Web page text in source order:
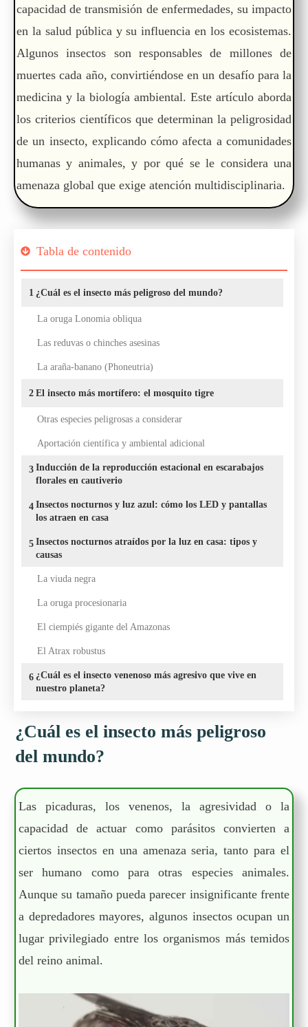
capacidad de transmisión de enfermedades, su impacto
en la salud pública y su influencia en los ecosistemas.
Algunos insectos son responsables de millones de
muertes cada año, convirtiéndose en un desafío para la
medicina y la biología ambiental. Este artículo aborda
los criterios científicos que determinan la peligrosidad
de un insecto, explicando cómo afecta a comunidades
humanas y animales, y por qué se le considera una
amenaza global que exige atención multidisciplinaria.
Tabla de contenido
1 ¿Cuál es el insecto más peligroso del mundo?
La oruga Lonomia obliqua
Las reduvas o chinches asesinas
La araña-banano (Phoneutria)
2 El insecto más mortífero: el mosquito tigre
Otras especies peligrosas a considerar
Aportación científica y ambiental adicional
3 Inducción de la reproducción estacional en escarabajos
florales en cautiverio
4 Insectos nocturnos y luz azul: cómo los LED y pantallas
los atraen en casa
5 Insectos nocturnos atraídos por la luz en casa: tipos y
causas
La viuda negra
La oruga procesionaria
El ciempiés gigante del Amazonas
El Atrax robustus
6 ¿Cuál es el insecto venenoso más agresivo que vive en
nuestro planeta?
¿Cuál es el insecto más peligroso
del mundo?
Las picaduras, los venenos, la agresividad o la
capacidad de actuar como parásitos convierten a
ciertos insectos en una amenaza seria, tanto para el
ser humano como para otras especies animales.
Aunque su tamaño pueda parecer insignificante frente
a depredadores mayores, algunos insectos ocupan un
lugar privilegiado entre los organismos más temidos
del reino animal.